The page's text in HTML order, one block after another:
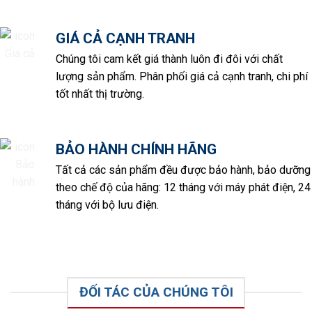
GIÁ CẢ CẠNH TRANH
Chúng tôi cam kết giá thành luôn đi đôi với chất
lượng sản phẩm. Phân phối giá cả cạnh tranh, chi phí
tốt nhất thị trường.
BẢO HÀNH CHÍNH HÃNG
Tất cả các sản phẩm đều được bảo hành, bảo dưỡng
theo chế độ của hãng: 12 tháng với máy phát điện, 24
tháng với bộ lưu điện.
ĐỐI TÁC CỦA CHÚNG TÔI